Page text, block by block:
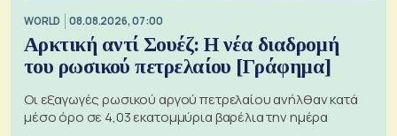
WORLD 08.08.2026, 07:00
Αρκτική αντί Σουέζ: Η νέα διαδρομή
του ρωσικού πετρελαίου [Γράφημα]
Οι εξαγωγές ρωσικού αργού πετρελαίου ανήλθαν κατά
μέσο όρο σε 4,03 εκατομμύρια βαρέλια την ημέρα